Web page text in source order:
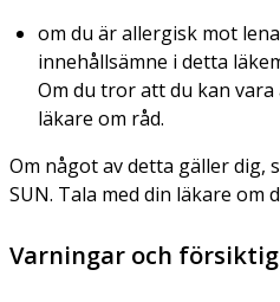
om du är allergisk mot
innehållsämne i detta
Om du tror att du kan
läkare om råd.
Om något av detta gäller dig,
SUN. Tala med din läkare om
Varningar och